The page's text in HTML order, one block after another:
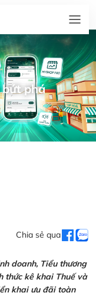
bứt phá
Chia sẻ qua
doanh, Tiểu thương
thức kê khai Thuế và
khai ưu đãi toàn